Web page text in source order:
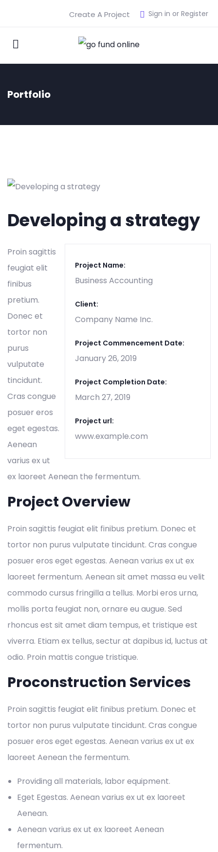
Sign in or Register
Create A Project
Portfolio
Developing a strategy
Project Name:
Business Accounting
Client:
Company Name Inc.
Project Commencement Date:
January 26, 2019
Project Completion Date:
March 27, 2019
Project url:
www.example.com
Proin sagittis
feugiat elit
finibus
pretium.
Donec et
tortor non
purus
vulputate
tincidunt.
Cras congue
posuer eros
eget egestas.
Aenean
varius ex ut
ex laoreet Aenean the fermentum.
Project Overview
Proin sagittis feugiat elit finibus pretium. Donec et
tortor non purus vulputate tincidunt. Cras congue
posuer eros eget egestas. Aenean varius ex ut ex
laoreet fermentum. Aenean sit amet massa eu velit
commodo cursus fringilla a tellus. Morbi eros urna,
mollis porta feugiat non, ornare eu augue. Sed
rhoncus est sit amet diam tempus, et tristique est
viverra. Etiam ex tellus, sectur at dapibus id, luctus at
odio. Proin mattis congue tristique.
Proconstruction Services
Proin sagittis feugiat elit finibus pretium. Donec et
tortor non purus vulputate tincidunt. Cras congue
posuer eros eget egestas. Aenean varius ex ut ex
laoreet Aenean the fermentum.
Providing all materials, labor equipment.
Eget Egestas. Aenean varius ex ut ex laoreet
Aenean.
Aenean varius ex ut ex laoreet Aenean
fermentum.